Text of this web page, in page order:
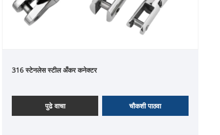
316 स्टेनलेस स्टील अँकर कनेक्टर
पुढे वाचा चौकशी पाठवा